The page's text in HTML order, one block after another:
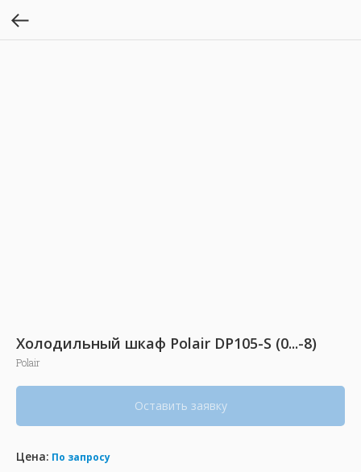
Холодильный шкаф Polair DP105-S (0...-8)
Polair
Оставить заявку
Цена: По запросу